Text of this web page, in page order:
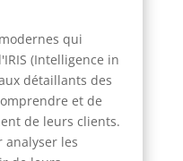
qui
(Intelligence in
détaillants des
et de
de leurs clients.
analyser les